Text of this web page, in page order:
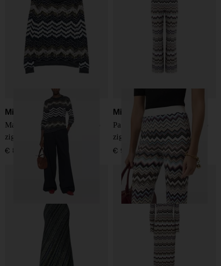
Missoni
Maglione in lana con motivo
zig zag
€ 890,00
Missoni
Pantaloni in lana con motivo
zig zag
€ 950,00